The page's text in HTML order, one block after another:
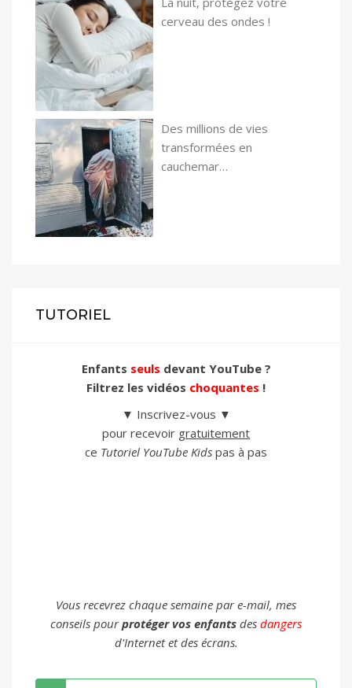
cerveau des ondes !
Des millions de vies
transformées en
cauchemar…
TUTORIEL
Enfants seuls devant YouTube ?
Filtrez les vidéos choquantes !
▼ Inscrivez-vous ▼
pour recevoir gratuitement
ce Tutoriel YouTube Kids pas à pas
Vous recevrez chaque semaine par e-mail, mes
conseils pourprotéger vos enfants des dangers
d'Internet et des écrans.